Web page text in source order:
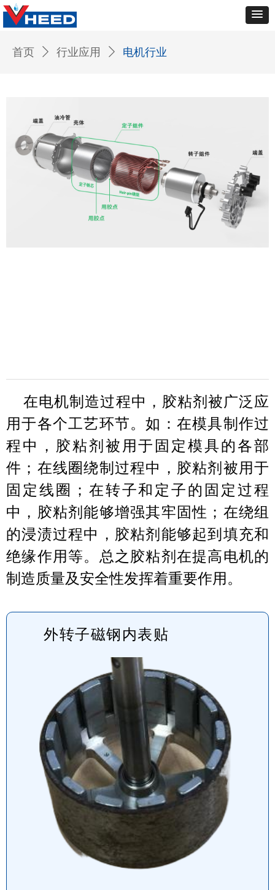
首页 ꄲ 行业应用 ꄲ 电机行业
在电机制造过程中，胶粘剂被广泛应
用于各个工艺环节。如：在模具制作过
程中，胶粘剂被用于固定模具的各部
件；在线圈绕制过程中，胶粘剂被用于
固定线圈；在转子和定子的固定过程
中，胶粘剂能够增强其牢固性；在绕组
的浸渍过程中，胶粘剂能够起到填充和
绝缘作用等。总之胶粘剂在提高电机的
制造质量及安全性发挥着重要作用。
外转子磁钢内表贴